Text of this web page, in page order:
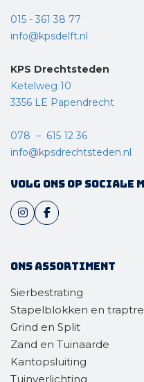
015 - 361 38 77
info@kpsdelft.nl
KPS Drechtsteden
Ketelweg 10
3356 LE Papendrecht
078 – 615 12 36
info@kpsdrechtsteden.nl
Volg ons op sociale
Ons assortiment
Sierbestrating
Stapelblokken en
Grind en Split
Zand en Tuinaarde
Kantopsluiting
Tuinverlichting